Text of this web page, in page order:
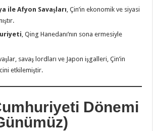
ile Afyon Savaşları , Çin’in ekonomik ve siyasi
, Qing Hanedanı’nın sona ermesiyle
savaş lordları ve Japon işgalleri, Çin’in
etkilemiştir.
Dönemi